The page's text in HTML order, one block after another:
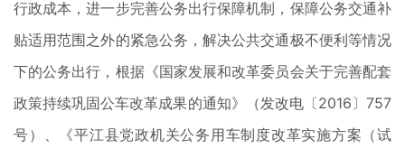
行政成本，进一步完善公务出行保障机制，保障公务交通补
贴适用范围之外的紧急公务，解决公共交通极不便利等情况
下的公务出行，根据《国家发展和改革委员会关于完善配套
政策持续巩固公车改革成果的通知》（发改电〔2016〕757
号）、《平江县党政机关公务用车制度改革实施方案（试